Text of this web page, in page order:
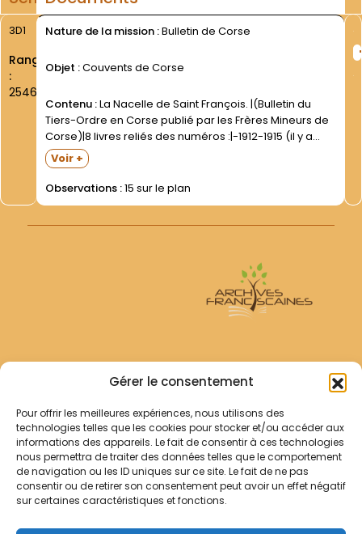
Gérer le consentement
Pour offrir les meilleures expériences, nous utilisons des
technologies telles que les cookies pour stocker et/ou accéder aux
informations des appareils. Le fait de consentir à ces technologies
nous permettra de traiter des données telles que le comportement
de navigation ou les ID uniques sur ce site. Le fait de ne pas
consentir ou de retirer son consentement peut avoir un effet négatif
sur certaines caractéristiques et fonctions.
3D1
Rang
:
2546
Nature de la mission :Bulletin de Corse
Objet :Couvents de Corse
Contenu :La Nacelle de Saint François. |(Bulletin du
Tiers-Ordre en Corse publié par les Frères Mineurs de
Corse)|8 livres reliés des numéros :|-1912-1915 (il y a
également double)|-1920-1923|3 exemplaires du
numéro spécial à l occasion de l élévation à l
épiscopat...
Voir +
Observations :15 sur le plan
Archives Franciscaines
RECHERCHER
Comment chercher ?
Les archives
Notre démarche